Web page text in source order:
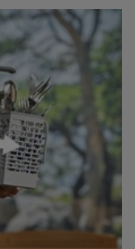
jednostavnije
za veće
postavljeni bliže
ploče od 90 cm
su jpodjednaki u
modeli.